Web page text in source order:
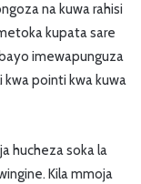
na kuwa rahisi
kupata sare
imewapunguza
kwa pointi kwa kuwa
hucheza soka la
Kila mmoja